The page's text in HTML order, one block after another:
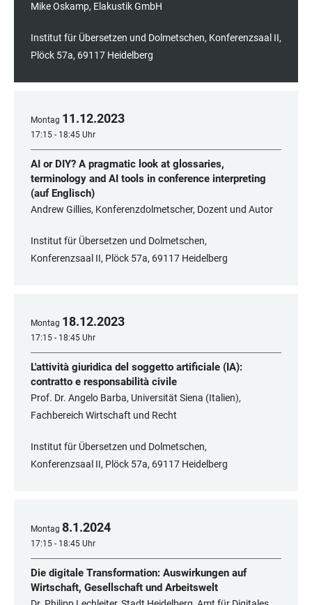
Mike Oskamp, Elakustik GmbH
Institut für Übersetzen und Dolmetschen, Konferenzsaal II,
Plöck 57a, 69117 Heidelberg
Montag 11.12.2023
17:15 - 18:45 Uhr
AI or DIY? A pragmatic look at glossaries,
terminology and AI tools in conference interpreting
(auf Englisch)
Andrew Gillies, Konferenzdolmetscher, Dozent und Autor
Institut für Übersetzen und Dolmetschen,
Konferenzsaal II, Plöck 57a, 69117 Heidelberg
Montag 18.12.2023
17:15 - 18:45 Uhr
L'attività giuridica del soggetto artificiale (IA):
contratto e responsabilità civile
Prof. Dr. Angelo Barba, Universität Siena (Italien),
Fachbereich Wirtschaft und Recht
Institut für Übersetzen und Dolmetschen,
Konferenzsaal II, Plöck 57a, 69117 Heidelberg
Montag 8.1.2024
17:15 - 18:45 Uhr
Die digitale Transformation: Auswirkungen auf
Wirtschaft, Gesellschaft und Arbeitswelt